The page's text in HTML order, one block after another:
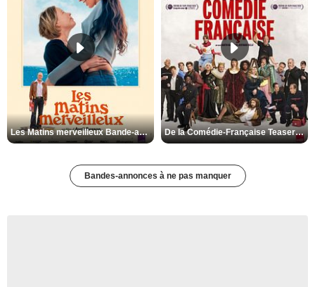
Les Matins merveilleux Bande-annonce VF De la Comédie-Française Teaser VF
Bandes-annonces à ne pas manquer